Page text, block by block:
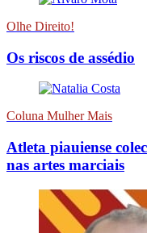
Olhe Direito!
Os riscos de assédio
Coluna Mulher Mais
Atleta piauiense
nas artes marciais